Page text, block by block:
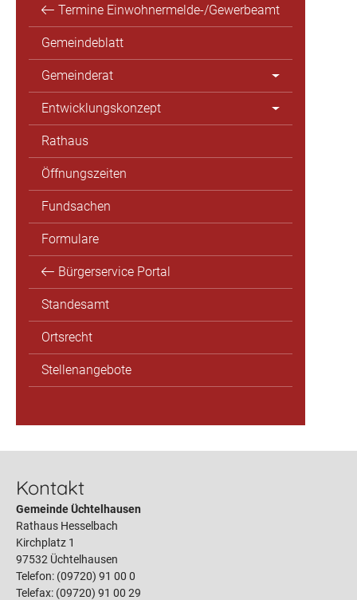
Termine Einwohnermelde-/Gewerbeamt
Gemeindeblatt
Gemeinderat
Entwicklungskonzept
Rathaus
Öffnungszeiten
Fundsachen
Formulare
Bürgerservice Portal
Standesamt
Ortsrecht
Stellenangebote
Kontakt
Gemeinde Üchtelhausen
Rathaus Hesselbach
Kirchplatz 1
97532 Üchtelhausen
Telefon: (09720) 91 00 0
Telefax: (09720) 91 00 29